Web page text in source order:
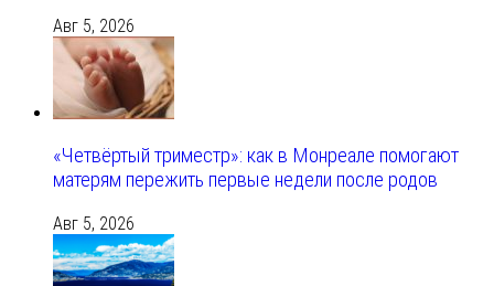
Авг 5, 2026
«Четвёртый триместр»: как в Монреале помогают
матерям пережить первые недели после родов
Авг 5, 2026